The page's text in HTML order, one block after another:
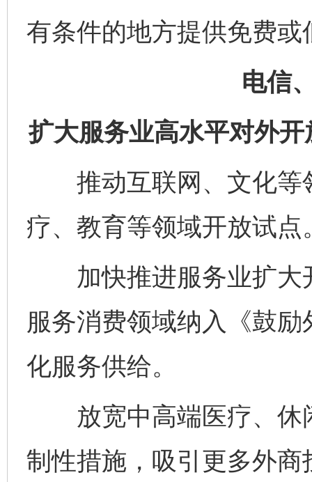
有条件的地方提供免费
电信
扩大服务业高水平对外
推动互联网、文化等
疗、教育等领域开放试点
加快推进服务业扩大
服务消费领域纳入《鼓
化服务供给。
放宽中高端医疗、休
制性措施，吸引更多外